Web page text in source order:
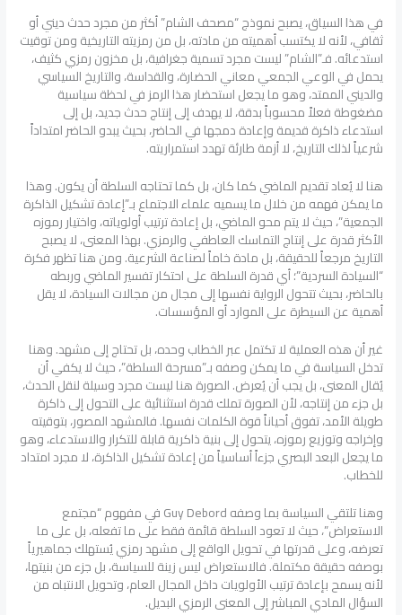
في هذا السياق، يصبح نموذج “مصحف الشام” أكثر من مجرد حدث ديني أو
ثقافي، لأنه لا يكتسب أهميته من مادته، بل من رمزيته التاريخية ومن توقيت
استدعائه. فـ”الشام” ليست مجرد تسمية جغرافية، بل مخزون رمزي كثيف،
يحمل في الوعي الجمعي معاني الحضارة، والقداسة، والتاريخ السياسي
والديني الممتد، وهو ما يجعل استحضار هذا الرمز في لحظة سياسية
مضغوطة فعلاً محسوباً بدقة، لا يهدف إلى إنتاج حدث جديد، بل إلى
استدعاء ذاكرة قديمة وإعادة دمجها في الحاضر، بحيث يبدو الحاضر امتداداً
شرعياً لذلك التاريخ، لا أزمة طارئة تهدد استمراريته.
هنا لا يُعاد تقديم الماضي كما كان، بل كما تحتاجه السلطة أن يكون. وهذا
ما يمكن فهمه من خلال ما يسميه علماء الاجتماع بـ”إعادة تشكيل الذاكرة
الجمعية”، حيث لا يتم محو الماضي، بل إعادة ترتيب أولوياته، واختيار رموزه
الأكثر قدرة على إنتاج التماسك العاطفي والرمزي. بهذا المعنى، لا يصبح
التاريخ مرجعاً للحقيقة، بل مادة خاماً لصناعة الشرعية. ومن هنا تظهر فكرة
“السيادة السردية”؛ أي قدرة السلطة على احتكار تفسير الماضي وربطه
بالحاضر، بحيث تتحول الرواية نفسها إلى مجال من مجالات السيادة، لا يقل
أهمية عن السيطرة على الموارد أو المؤسسات.
غير أن هذه العملية لا تكتمل عبر الخطاب وحده، بل تحتاج إلى مشهد. وهنا
تدخل السياسة في ما يمكن وصفه بـ”مسرحة السلطة”، حيث لا يكفي أن
يُقال المعنى، بل يجب أن يُعرض. الصورة هنا ليست مجرد وسيلة لنقل الحدث،
بل جزء من إنتاجه، لأن الصورة تملك قدرة استثنائية على التحول إلى ذاكرة
طويلة الأمد، تفوق أحياناً قوة الكلمات نفسها. فالمشهد المصور، بتوقيته
وإخراجه وتوزيع رموزه، يتحول إلى بنية ذاكرية قابلة للتكرار والاستدعاء، وهو
ما يجعل البعد البصري جزءاً أساسياً من إعادة تشكيل الذاكرة، لا مجرد امتداد
للخطاب.
وهنا تلتقي السياسة بما وصفه Guy Debord في مفهوم “مجتمع
الاستعراض”، حيث لا تعود السلطة قائمة فقط على ما تفعله، بل على ما
تعرضه، وعلى قدرتها في تحويل الواقع إلى مشهد رمزي يُستهلك جماهيرياً
بوصفه حقيقة مكتملة. فالاستعراض ليس زينة للسياسة، بل جزء من بنيتها،
لأنه يسمح بإعادة ترتيب الأولويات داخل المجال العام، وتحويل الانتباه من
السؤال المادي المباشر إلى المعنى الرمزي البديل.